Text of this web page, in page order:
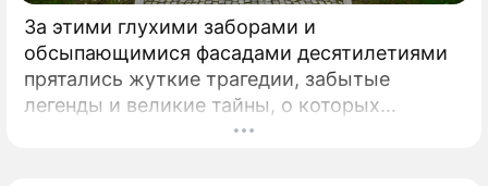
За этими глухими заборами и
обсыпающимися фасадами десятилетиями
прятались жуткие трагедии, забытые
легенды и великие тайны, о которых
миллионы прохожих даже не догадывались.